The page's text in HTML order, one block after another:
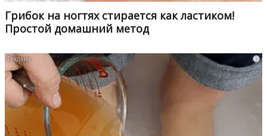
Грибок на ногтях стирается как ластиком!
Простой домашний метод
i